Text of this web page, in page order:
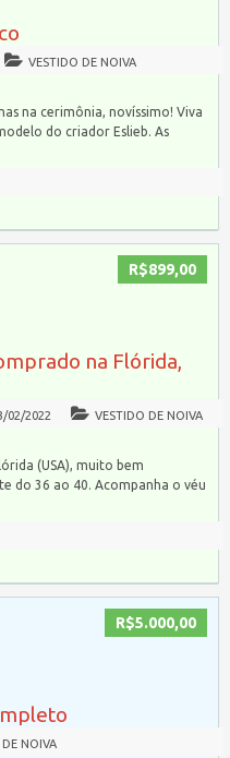
VESTIDO DE NOIVA
na cerimônia, novíssimo! Viva
do criador Eslieb. As
R$899,00
na Flórida,
02/2022 VESTIDO DE NOIVA
(USA), muito bem
do 36 ao 40. Acompanha o véu
R$5.000,00
NOIVA